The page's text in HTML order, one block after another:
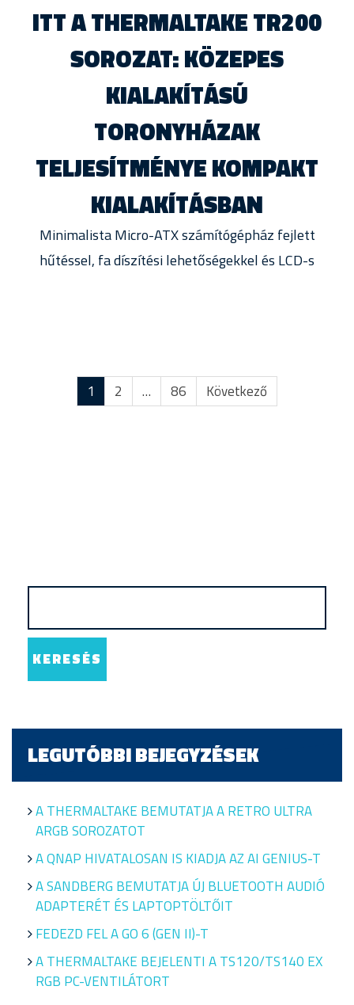
ITT A THERMALTAKE TR200
SOROZAT: KÖZEPES
KIALAKÍTÁSÚ
TORONYHÁZAK
TELJESÍTMÉNYE KOMPAKT
KIALAKÍTÁSBAN
Minimalista Micro-ATX számítógépház fejlett
hűtéssel, fa díszítési lehetőségekkel és LCD-s
1 2 … 86 Következő
LEGUTÓBBI BEJEGYZÉSEK
A THERMALTAKE BEMUTATJA A RETRO ULTRA
ARGB SOROZATOT
A QNAP HIVATALOSAN IS KIADJA AZ AI GENIUS-T
A SANDBERG BEMUTATJA ÚJ BLUETOOTH AUDIÓ
ADAPTERÉT ÉS LAPTOPTÖLTŐIT
FEDEZD FEL A GO 6 (GEN II)-T
A THERMALTAKE BEJELENTI A TS120/TS140 EX
RGB PC-VENTILÁTORT